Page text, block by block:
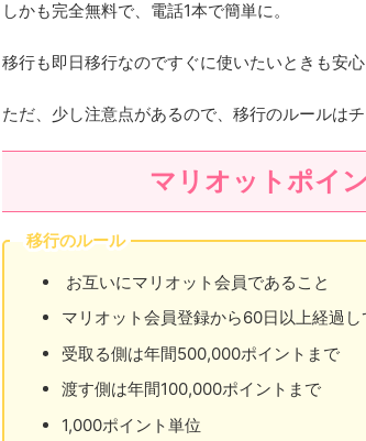
しかも完全無料で、電話1本で簡単に。
移行も即日移行なのですぐに使いたいときも安心
ただ、少し注意点があるので、移行のルールはチ
マリオットポイ
移行のルール
お互いにマリオット会員であること
マリオット会員登録から60日以上経過し
受取る側は年間500,000ポイントまで
渡す側は年間100,000ポイントまで
1,000ポイント単位